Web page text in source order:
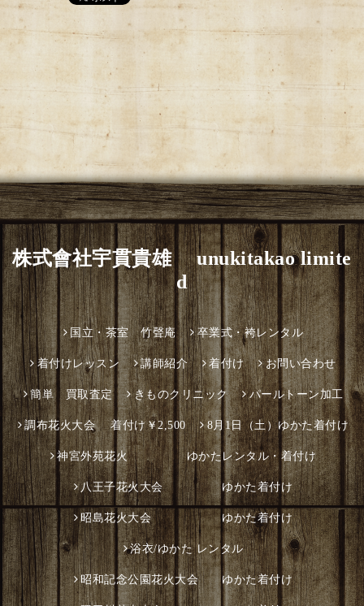
株式會社宇貫貴雄 unukitakao limite
d
国立・茶室 竹聲庵 卒業式・袴レンタル
着付けレッスン 講師紹介 着付け お問い合わせ
簡単 買取査定 きものクリニック パールトーン加工
調布花火大会 着付け￥2,500 8月1日（土）ゆかた着付け
神宮外苑花火 ゆかたレンタル・着付け
八王子花火大会 ゆかた着付け
昭島花火大会 ゆかた着付け
浴衣/ゆかた レンタル
昭和記念公園花火大会 ゆかた着付け